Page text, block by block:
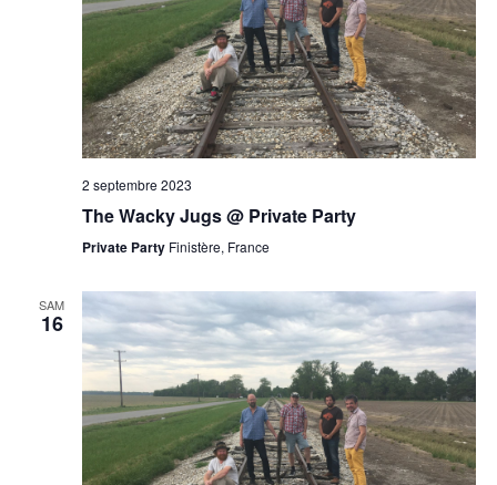
2 septembre 2023
The Wacky Jugs @ Private Party
Private Party Finistère, France
SAM
16